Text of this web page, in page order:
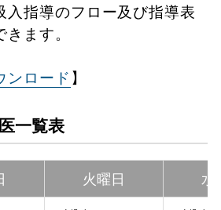
入指導のフロー及び指導表
ます。
ンロード 】
一覧表
火曜日 水